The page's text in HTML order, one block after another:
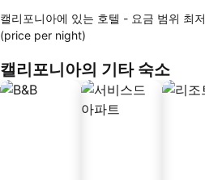
캘리포니아에 있는 호텔 - 요금 범위 최
(price per night)
캘리포니아의 기타 숙소